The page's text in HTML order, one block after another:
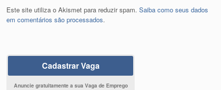
Este site utiliza o Akismet para reduzir spam.Saiba como seus dados
em comentários são processados.
Cadastrar Vaga
Anuncie gratuitamente a sua Vaga de Emprego